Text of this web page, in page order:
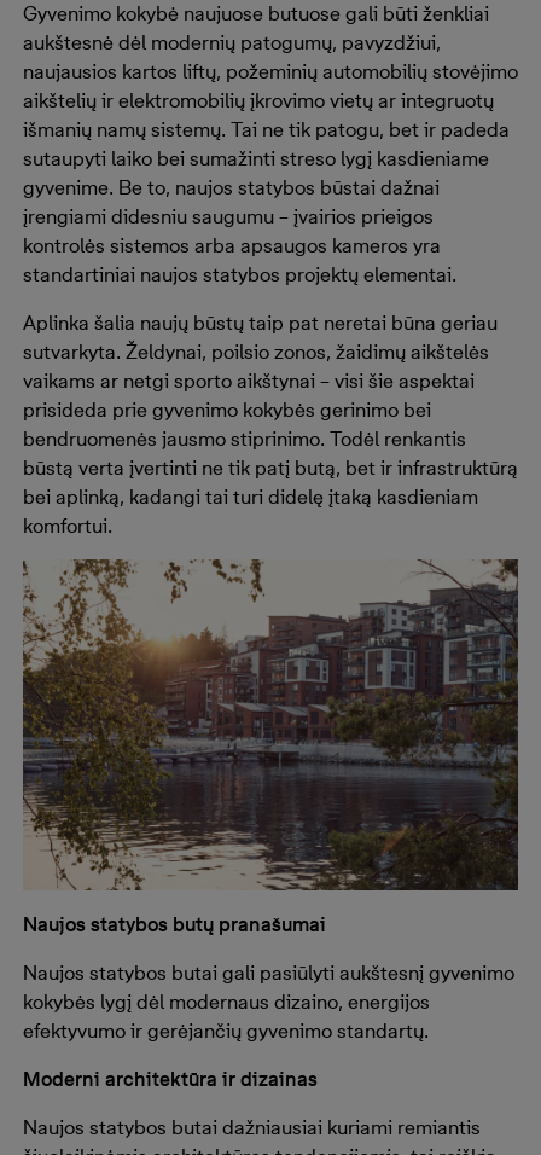
Gyvenimo kokybė naujuose butuose gali būti ženkliai
aukštesnė dėl modernių patogumų, pavyzdžiui,
naujausios kartos liftų, požeminių automobilių stovėjimo
aikštelių ir elektromobilių įkrovimo vietų ar integruotų
išmanių namų sistemų. Tai ne tik patogu, bet ir padeda
sutaupyti laiko bei sumažinti streso lygį kasdieniame
gyvenime. Be to, naujos statybos būstai dažnai
įrengiami didesniu saugumu – įvairios prieigos
kontrolės sistemos arba apsaugos kameros yra
standartiniai naujos statybos projektų elementai.
Aplinka šalia naujų būstų taip pat neretai būna geriau
sutvarkyta. Želdynai, poilsio zonos, žaidimų aikštelės
vaikams ar netgi sporto aikštynai – visi šie aspektai
prisideda prie gyvenimo kokybės gerinimo bei
bendruomenės jausmo stiprinimo. Todėl renkantis
būstą verta įvertinti ne tik patį butą, bet ir infrastruktūrą
bei aplinką, kadangi tai turi didelę įtaką kasdieniam
komfortui.
Naujos statybos butų pranašumai
Naujos statybos butai gali pasiūlyti aukštesnį gyvenimo
kokybės lygį dėl modernaus dizaino, energijos
efektyvumo ir gerėjančių gyvenimo standartų.
Moderni architektūra ir dizainas
Naujos statybos butai dažniausiai kuriami remiantis